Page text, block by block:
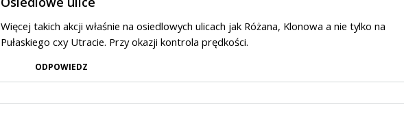
Więcej takich akcji właśnie na osiedlowych ulicach jak Różana, Klonowa a nie tylko na
Pułaskiego cxy Utracie. Przy okazji kontrola prędkości.
ODPOWIEDZ